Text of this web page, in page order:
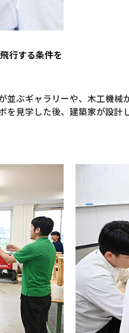
行する条件を
ぶギャラリーや、木工機
見学した後、建築家が設